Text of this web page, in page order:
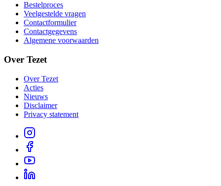
Bestelproces
Veelgestelde vragen
Contactformulier
Contactgegevens
Algemene voorwaarden
Over Tezet
Over Tezet
Acties
Nieuws
Disclaimer
Privacy statement